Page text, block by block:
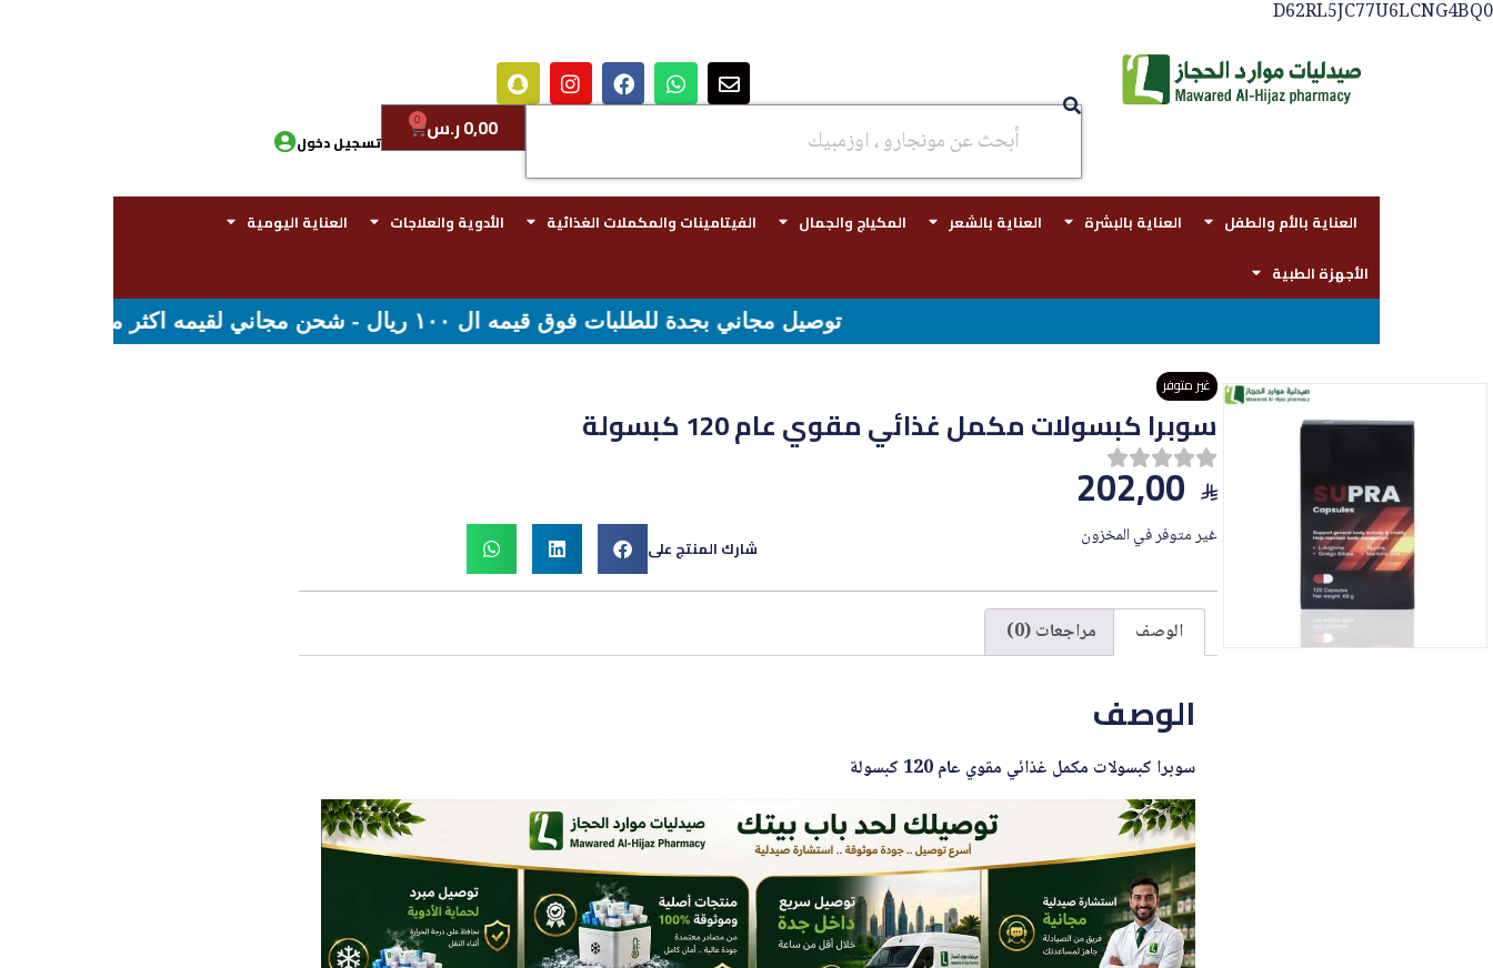
D62RL5JC77U6LCNG4BQ0
0,00ر.س 0
تسجيل دخول
العناية بالأم والطفل العناية بالبشرة العناية بالشعر المكياج والجمال الفيتامينات والمكملات الغذائية الأدوية والعلاجات
العناية اليومية
الأجهزة الطبية
توصيل مجاني بجدة للطلبات فوق قيمه ال ١٠٠ ريال - شحن مجاني لقيمه اكثر من ٢٩٩ ريال
غير متوفر
سوبرا كبسولات مكمل غذائي مقوي عام 120 كبسولة
202,00
غير متوفر في المخزون شارك المنتج على
الوصف مراجعات (0)
الوصف
سوبرا كبسولات مكمل غذائي مقوي عام 120 كبسولة